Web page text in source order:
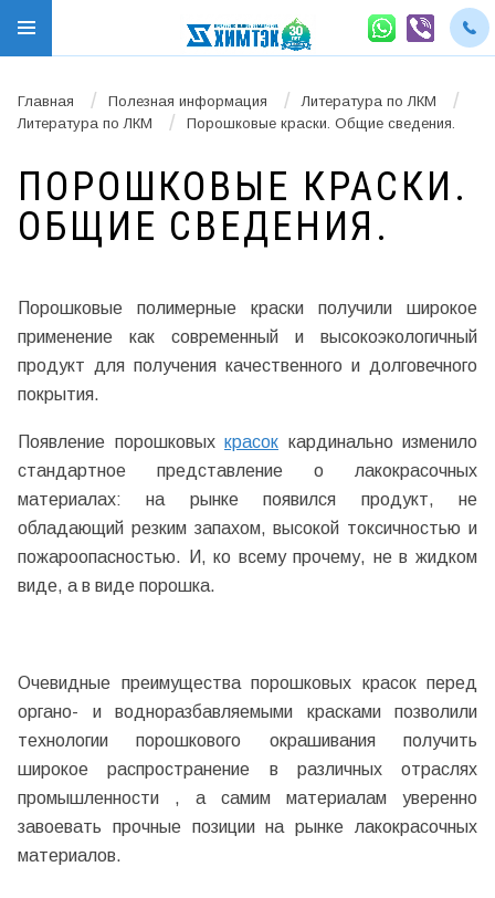
Главная / Полезная информация / Литература по ЛКМ /
Литература по ЛКМ / Порошковые краски. Общие сведения.
ПОРОШКОВЫЕ КРАСКИ.
ОБЩИЕ СВЕДЕНИЯ.
Порошковые полимерные краски получили широкое
применение как современный и высокоэкологичный
продукт для получения качественного и долговечного
покрытия.
Появление порошковых красок кардинально изменило
стандартное представление о лакокрасочных
материалах: на рынке появился продукт, не
обладающий резким запахом, высокой токсичностью и
пожароопасностью. И, ко всему прочему, не в жидком
виде, а в виде порошка.
Очевидные преимущества порошковых красок перед
органо- и водноразбавляемыми красками позволили
технологии порошкового окрашивания получить
широкое распространение в различных отраслях
промышленности , а самим материалам уверенно
завоевать прочные позиции на рынке лакокрасочных
материалов.